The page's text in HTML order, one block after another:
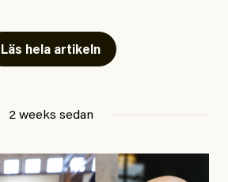
det att vara en ”röd, grön och
Och vad är egentligen bra
infiltratör”. Enligt ingressen
Läs hela artikeln
2 weeks sedan